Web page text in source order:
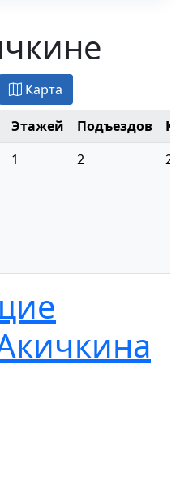
Карта
Этажей Подъездов
1 2 2